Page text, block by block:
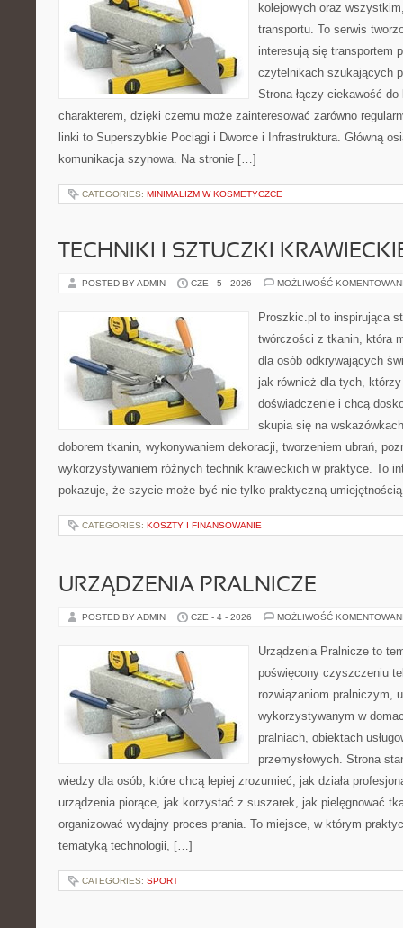
kolejowych oraz
transportu. To serwis
interesują się transportem
czytelnikach szukających
Strona łączy ciekawość
charakterem, dzięki czemu może zainteresować zarówno
linki to Superszybkie Pociągi i Dworce i Infrastruktura. Główną
komunikacja szynowa. Na stronie […]
CATEGORIES: MINIMALIZM W KOSMETYCZCE
TECHNIKI I SZTUCZKI
POSTED BY ADMIN CZE - 5 - 2026 MOŻLIWOŚĆ
Proszkic.pl to inspirująca
twórczości z tkanin, która
dla osób odkrywających
jak również dla tych,
doświadczenie i chcą
skupia się na
doborem tkanin, wykonywaniem dekoracji, tworzeniem ubrań,
wykorzystywaniem różnych technik krawieckich w praktyce. To
pokazuje, że szycie może być nie tylko praktyczną
CATEGORIES: KOSZTY I FINANSOWANIE
URZĄDZENIA PRALNICZE
POSTED BY ADMIN CZE - 4 - 2026 MOŻLIWOŚĆ
Urządzenia Pralnicze to
poświęcony czyszczeniu
rozwiązaniom pralniczym,
wykorzystywanym w
pralniach, obiektach
przemysłowych. Strona
wiedzy dla osób, które chcą lepiej zrozumieć, jak działa
urządzenia piorące, jak korzystać z suszarek, jak pielęgnować
organizować wydajny proces prania. To miejsce, w którym
tematyką technologii, […]
CATEGORIES: SPORT